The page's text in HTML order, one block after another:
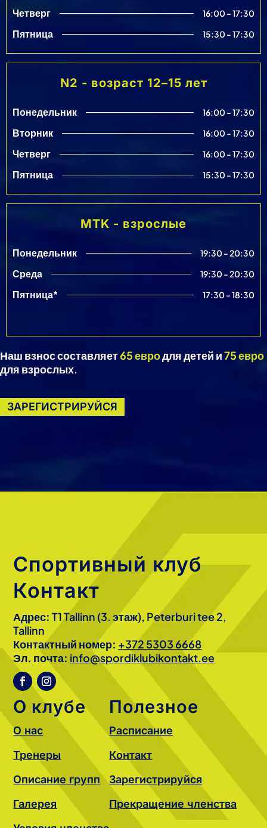
Четверг 16:00 - 17:30
Пятница 15:30 - 17:30
N2 - возраст 12–15 лет
Понедельник 16:00 - 17:30
Вторник 16:00 - 17:30
Четверг 16:00 - 17:30
Пятница 15:30 - 17:30
MTK - взрослые
Понедельник 19:30 - 20:30
Среда 19:30 - 20:30
Пятница* 17:30 - 18:30
Наш взнос составляет65 евродля детей и75 евро
для взрослых.
ЗАРЕГИСТРИРУЙСЯ
Спортивный клуб
Контакт
Адрес: T1 Tallinn (3. этаж), Peterburi tee 2,
Tallinn
Контактный номер: +372 5303 6668
Эл. почта: info@spordiklubikontakt.ee
О клубе
О нас
Тренеры
Описание групп
Галерея
Полезное
Расписание
Контакт
Зарегистрируйся
Прекращение членства